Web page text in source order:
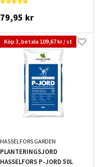
79,95 kr
Köp 3, betala 109,67 kr / st
HASSELFORS GARDEN
PLANTERINGSJORD
HASSELFORS P-JORD 50L